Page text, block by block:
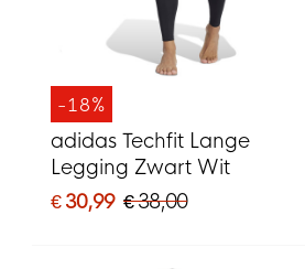
-18%
adidas Techfit Lange
Legging Zwart Wit
€ 30,99 € 38,00